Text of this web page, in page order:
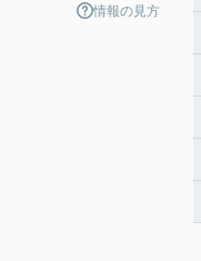
情報の見方